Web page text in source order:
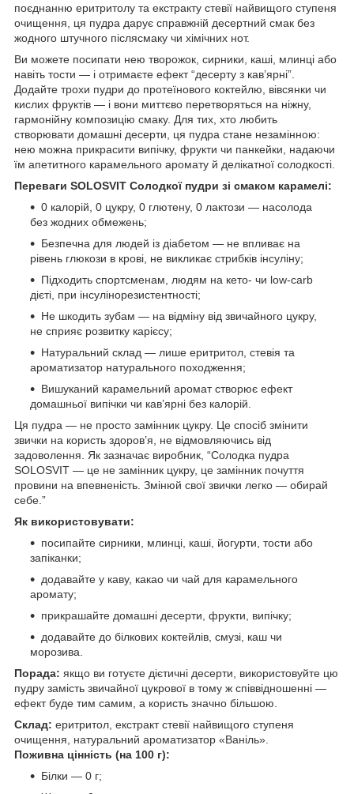
поєднанню еритритолу та екстракту стевії найвищого ступеня
очищення, ця пудра дарує справжній десертний смак без
жодного штучного післясмаку чи хімічних нот.
Ви можете посипати нею творожок, сирники, каші, млинці або
навіть тости — і отримаєте ефект “десерту з кав’ярні”.
Додайте трохи пудри до протеїнового коктейлю, вівсянки чи
кислих фруктів — і вони миттєво перетворяться на ніжну,
гармонійну композицію смаку. Для тих, хто любить
створювати домашні десерти, ця пудра стане незамінною:
нею можна прикрасити випічку, фрукти чи панкейки, надаючи
їм апетитного карамельного аромату й делікатної солодкості.
Переваги SOLOSVIT Солодкої пудри зі смаком карамелі:
0 калорій, 0 цукру, 0 глютену, 0 лактози — насолода
без жодних обмежень;
Безпечна для людей із діабетом — не впливає на
рівень глюкози в крові, не викликає стрибків інсуліну;
Підходить спортсменам, людям на кето- чи low-carb
дієті, при інсулінорезистентності;
Не шкодить зубам — на відміну від звичайного цукру,
не сприяє розвитку карієсу;
Натуральний склад — лише еритритол, стевія та
ароматизатор натурального походження;
Вишуканий карамельний аромат створює ефект
домашньої випічки чи кав’ярні без калорій.
Ця пудра — не просто замінник цукру. Це спосіб змінити
звички на користь здоров’я, не відмовляючись від
задоволення. Як зазначає виробник, “Солодка пудра
SOLOSVIT — це не замінник цукру, це замінник почуття
провини на впевненість. Змінюй свої звички легко — обирай
себе.”
Як використовувати:
посипайте сирники, млинці, каші, йогурти, тости або
запіканки;
додавайте у каву, какао чи чай для карамельного
аромату;
прикрашайте домашні десерти, фрукти, випічку;
додавайте до білкових коктейлів, смузі, каш чи
морозива.
Порада: якщо ви готуєте дієтичні десерти, використовуйте цю
пудру замість звичайної цукрової в тому ж співвідношенні —
ефект буде тим самим, а користь значно більшою.
Склад: еритритол, екстракт стевії найвищого ступеня
очищення, натуральний ароматизатор «Ваніль».
Поживна цінність (на 100 г):
Білки — 0 г;